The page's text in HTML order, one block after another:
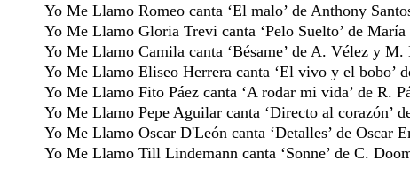
Yo Me Llamo Romeo canta ‘El malo’ de Anthony
Yo Me Llamo Gloria Trevi canta ‘Pelo Suelto’ de
Yo Me Llamo Camila canta ‘Bésame’ de A. Vélez y M.
Yo Me Llamo Eliseo Herrera canta ‘El vivo y el bobo’
Yo Me Llamo Fito Páez canta ‘A rodar mi vida’ de R.
Yo Me Llamo Pepe Aguilar canta ‘Directo al corazón’
Yo Me Llamo Oscar D'León canta ‘Detalles’ de Oscar
Yo Me Llamo Till Lindemann canta ‘Sonne’ de C.